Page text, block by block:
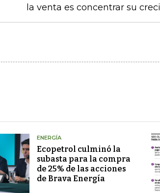
la venta es concentrar su
ENERGÍA
Ecopetrol culminó la
subasta para la compra
de 25% de las acciones
de Brava Energía